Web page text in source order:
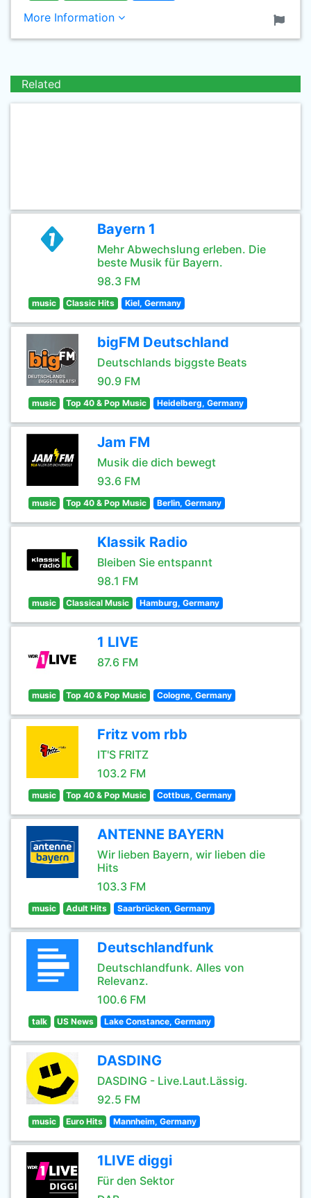
More Information
Related
Bayern 1
Mehr Abwechslung erleben. Die
beste Musik für Bayern.
98.3 FM
music Classic Hits Kiel, Germany
bigFM Deutschland
Deutschlands biggste Beats
90.9 FM
music Top 40 & Pop Music Heidelberg, Germany
Jam FM
Musik die dich bewegt
93.6 FM
music Top 40 & Pop Music Berlin, Germany
Klassik Radio
Bleiben Sie entspannt
98.1 FM
music Classical Music Hamburg, Germany
1 LIVE
87.6 FM
music Top 40 & Pop Music Cologne, Germany
Fritz vom rbb
IT'S FRITZ
103.2 FM
music Top 40 & Pop Music Cottbus, Germany
ANTENNE BAYERN
Wir lieben Bayern, wir lieben die
Hits
103.3 FM
music Adult Hits Saarbrücken, Germany
Deutschlandfunk
Deutschlandfunk. Alles von
Relevanz.
100.6 FM
talk US News Lake Constance, Germany
DASDING
DASDING - Live.Laut.Lässig.
92.5 FM
music Euro Hits Mannheim, Germany
1LIVE diggi
Für den Sektor